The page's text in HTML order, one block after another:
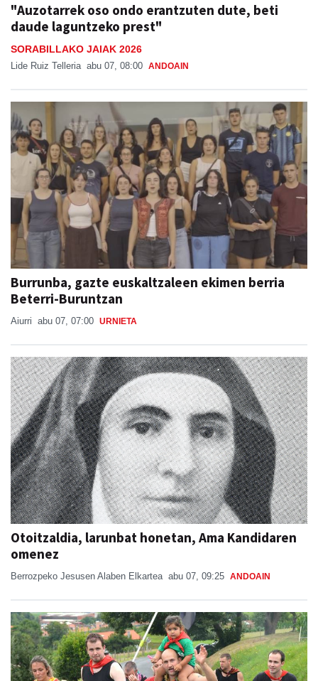
"Auzotarrek oso ondo erantzuten dute, beti
daude laguntzeko prest"
SORABILLAKO JAIAK 2026
Lide Ruiz Telleria abu 07, 08:00 ANDOAIN
Burrunba, gazte euskaltzaleen ekimen berria
Beterri-Buruntzan
Aiurri abu 07, 07:00 URNIETA
Otoitzaldia, larunbat honetan, Ama Kandidaren
omenez
Berrozpeko Jesusen Alaben Elkartea abu 07, 09:25 ANDOAIN